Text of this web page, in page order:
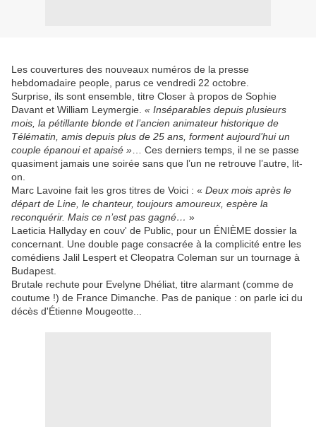
Les couvertures des nouveaux numéros de la presse
hebdomadaire people, parus ce vendredi 22 octobre.
Surprise, ils sont ensemble, titre Closer à propos de Sophie
Davant et William Leymergie. « Inséparables depuis plusieurs
mois, la pétillante blonde et l’ancien animateur historique de
Télématin, amis depuis plus de 25 ans, forment aujourd’hui un
couple épanoui et apaisé » … Ces derniers temps, il ne se passe
quasiment jamais une soirée sans que l’un ne retrouve l’autre, lit-
on.
Marc Lavoine fait les gros titres de Voici : « Deux mois après le
départ de Line, le chanteur, toujours amoureux, espère la
reconquérir. Mais ce n’est pas gagné… »
Laeticia Hallyday en couv' de Public, pour un ÉNIÈME dossier la
concernant. Une double page consacrée à la complicité entre les
comédiens Jalil Lespert et Cleopatra Coleman sur un tournage à
Budapest.
Brutale rechute pour Evelyne Dhéliat, titre alarmant (comme de
coutume !) de France Dimanche. Pas de panique : on parle ici du
décès d'Étienne Mougeotte...